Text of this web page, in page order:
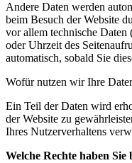
Andere Daten werden
beim Besuch der Website
vor allem technische Daten
oder Uhrzeit des
automatisch, sobald Sie
Wofür nutzen wir Ihre
Ein Teil der Daten wird
der Website zu
Ihres Nutzerverhaltens
Welche Rechte haben